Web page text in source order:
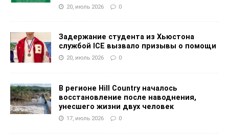
20, июль 2026 0
Задержание студента из Хьюстона
службой ICE вызвало призывы о помощи
20, июль 2026 0
В регионе Hill Country началось
восстановление после наводнения,
унесшего жизни двух человек
17, июль 2026 0